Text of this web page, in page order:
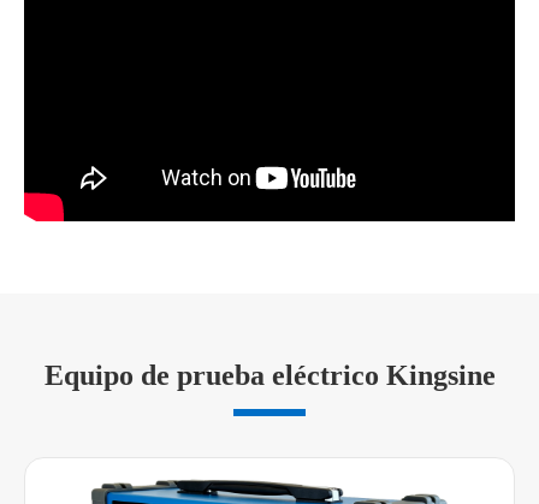
Equipo de prueba eléctrico Kingsine